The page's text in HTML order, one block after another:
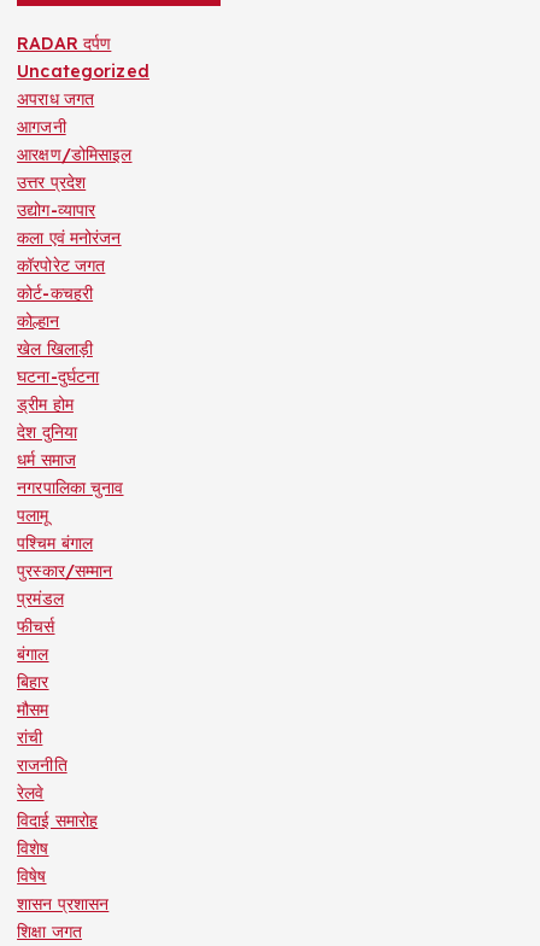
RADAR दर्पण
Uncategorized
अपराध जगत
आगजनी
आरक्षण/डोमिसाइल
उत्तर प्रदेश
उद्योग-व्यापार
कला एवं मनोरंजन
कॉरपोरेट जगत
कोर्ट-कचहरी
कोल्हान
खेल खिलाड़ी
घटना-दुर्घटना
ड्रीम होम
देश दुनिया
धर्म समाज
नगरपालिका चुनाव
पलामू
पश्चिम बंगाल
पुरस्कार/सम्मान
प्रमंडल
फीचर्स
बंगाल
बिहार
मौसम
रांची
राजनीति
रेलवे
विदाई समारोह
विशेष
विषेष
शासन प्रशासन
शिक्षा जगत